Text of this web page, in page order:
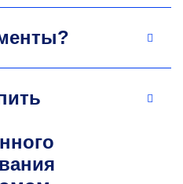
Ведущий бухгалтер
расчетов.
РФ.